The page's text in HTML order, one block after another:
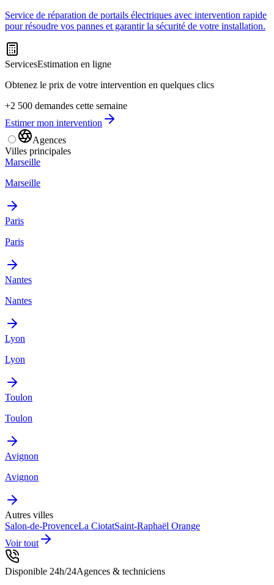
Service de réparation de portails électriques avec intervention rapide
pour résoudre vos pannes et garantir la sécurité de votre installation.
ServicesEstimation en ligne
Obtenez le prix de votre intervention en quelques clics
+2 500 demandes cette semaine
Estimer mon intervention
Agences
Villes principales
Marseille
Marseille
Paris
Paris
Nantes
Nantes
Lyon
Lyon
Toulon
Toulon
Avignon
Avignon
Autres villes
Salon-de-ProvenceLa CiotatSaint-Raphaël Orange
Voir tout
Disponible 24h/24Agences & techniciens